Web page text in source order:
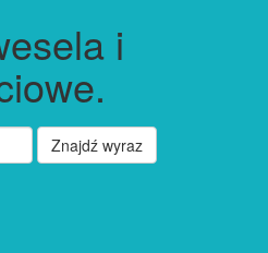
i
Znajdź wyraz